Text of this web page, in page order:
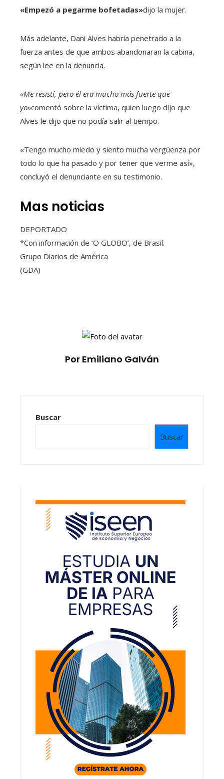
«Empezó a pegarme bofetadas»dijo la mujer.
Más adelante, Dani Alves habría penetrado a la
fuerza antes de que ambos abandonaran la cabina,
según lee en la denuncia.
«Me resistí, pero él era mucho más fuerte que
yo»comentó sobre la víctima, quien luego dijo que
Alves le dijo que no podía salir al tiempo.
«Tengo mucho miedo y siento mucha vergüenza por
todo lo que ha pasado y por tener que verme así»,
concluyó el denunciante en su testimonio.
Mas noticias
DEPORTADO
*Con información de ‘O GLOBO’, de Brasil.
Grupo Diarios de América
(GDA)
Por Emiliano Galván
Buscar
Buscar